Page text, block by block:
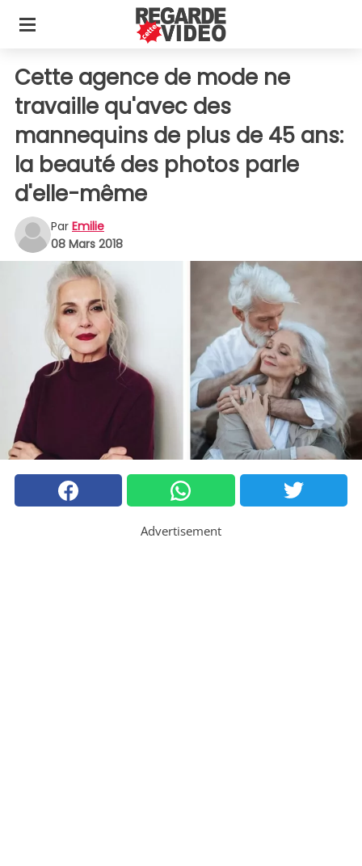
Cette agence de mode ne
travaille qu'avec des
mannequins de plus de 45 ans:
la beauté des photos parle
d'elle-même
Par Emilie
08 Mars 2018
Advertisement